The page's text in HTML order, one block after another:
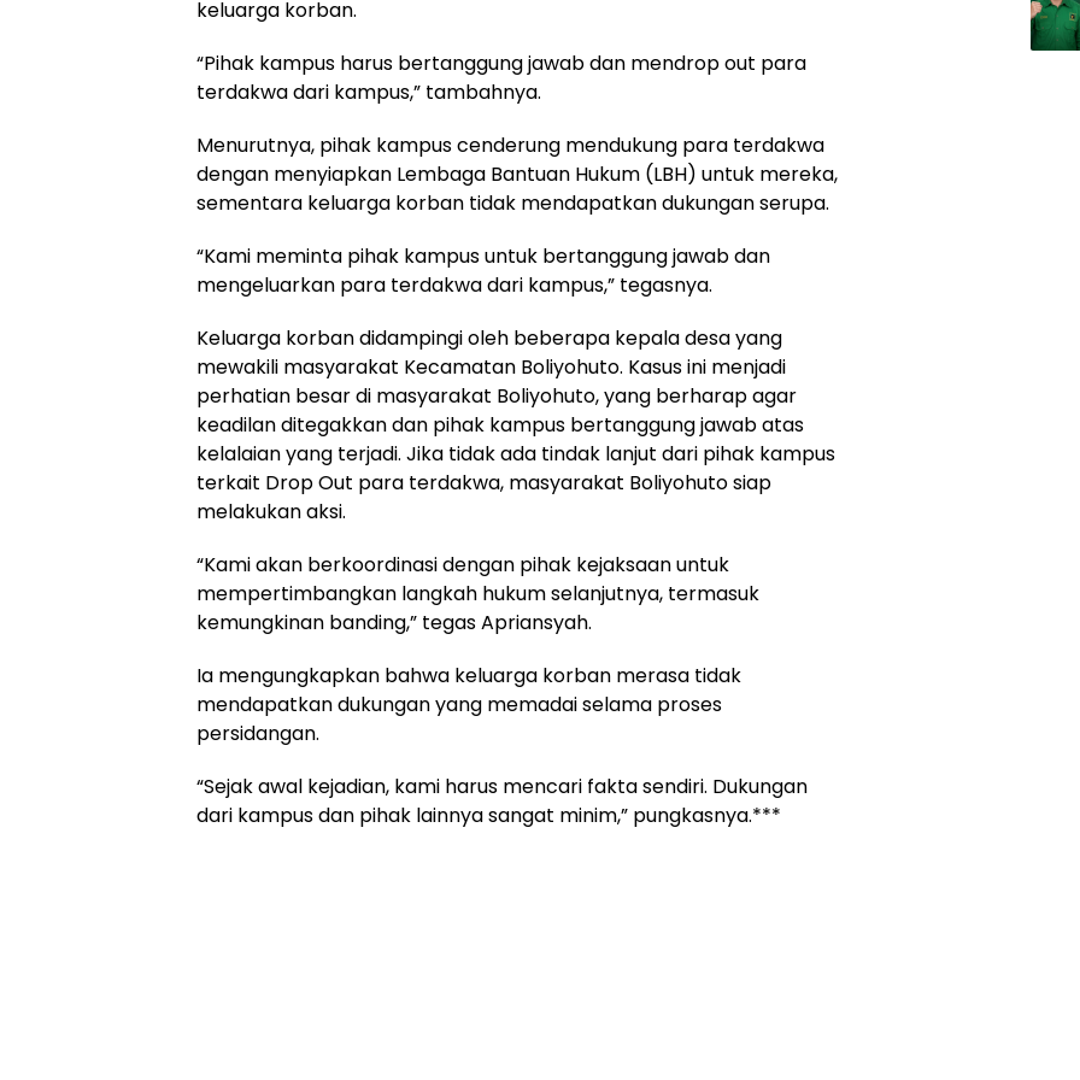
keluarga korban.
“Pihak kampus harus bertanggung jawab dan mendrop out para
terdakwa dari kampus,” tambahnya.
Menurutnya, pihak kampus cenderung mendukung para terdakwa
dengan menyiapkan Lembaga Bantuan Hukum (LBH) untuk mereka,
sementara keluarga korban tidak mendapatkan dukungan serupa.
“Kami meminta pihak kampus untuk bertanggung jawab dan
mengeluarkan para terdakwa dari kampus,” tegasnya.
Keluarga korban didampingi oleh beberapa kepala desa yang
mewakili masyarakat Kecamatan Boliyohuto. Kasus ini menjadi
perhatian besar di masyarakat Boliyohuto, yang berharap agar
keadilan ditegakkan dan pihak kampus bertanggung jawab atas
kelalaian yang terjadi. Jika tidak ada tindak lanjut dari pihak kampus
terkait Drop Out para terdakwa, masyarakat Boliyohuto siap
melakukan aksi.
“Kami akan berkoordinasi dengan pihak kejaksaan untuk
mempertimbangkan langkah hukum selanjutnya, termasuk
kemungkinan banding,” tegas Apriansyah.
Ia mengungkapkan bahwa keluarga korban merasa tidak
mendapatkan dukungan yang memadai selama proses
persidangan.
“Sejak awal kejadian, kami harus mencari fakta sendiri. Dukungan
dari kampus dan pihak lainnya sangat minim,” pungkasnya.***